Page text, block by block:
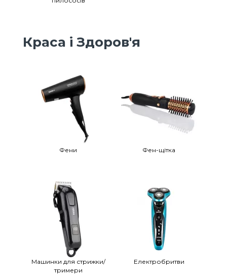
Краса і Здоров'я
Фени Фен-щітка
Машинки для стрижки/
тримери
Електробритви